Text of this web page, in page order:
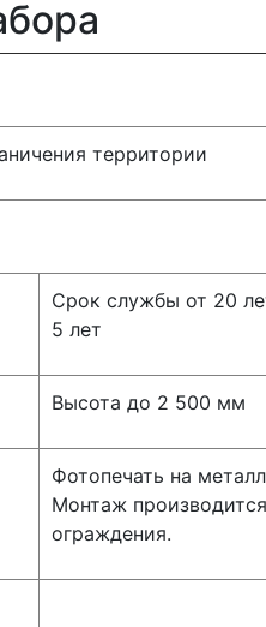
территории
Срок службы от 20
5 лет
Высота до 2 500 мм
Фотопечать на
Монтаж
ограждения.